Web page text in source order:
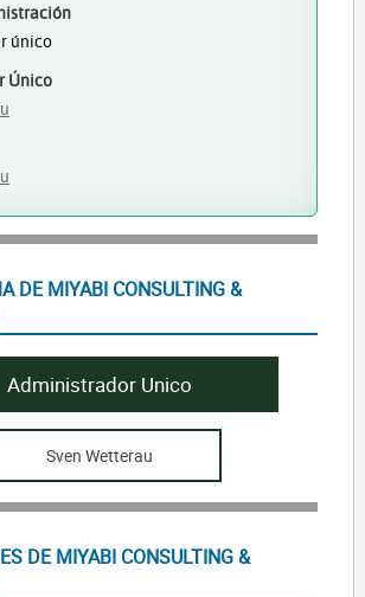
único
Único
DE MIYABI CONSULTING &
Administrador Unico
Sven Wetterau
DE MIYABI CONSULTING &